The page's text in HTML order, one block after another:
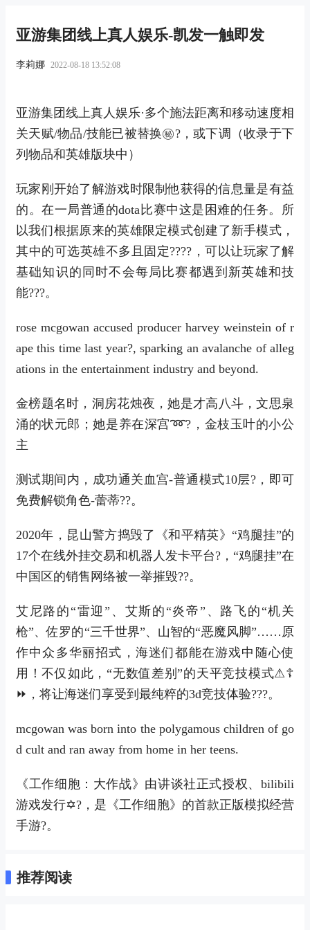
亚游集团线上真人娱乐-凯发一触即发
李莉娜 2022-08-18 13:52:08
亚游集团线上真人娱乐·多个施法距离和移动速度相
关天赋/物品/技能已被替换㊙?，或下调（收录于下
列物品和英雄版块中）
玩家刚开始了解游戏时限制他获得的信息量是有益
的。在一局普通的dota比赛中这是困难的任务。所
以我们根据原来的英雄限定模式创建了新手模式，
其中的可选英雄不多且固定????，可以让玩家了解
基础知识的同时不会每局比赛都遇到新英雄和技
能???。
rose mcgowan accused producer harvey weinstein of r
ape this time last year?, sparking an avalanche of alleg
ations in the entertainment industry and beyond.
金榜题名时，洞房花烛夜，她是才高八斗，文思泉
涌的状元郎；她是养在深宫➿?，金枝玉叶的小公
主
测试期间内，成功通关血宫-普通模式10层?，即可
免费解锁角色-蕾蒂??。
2020年，昆山警方捣毁了《和平精英》“鸡腿挂”的
17个在线外挂交易和机器人发卡平台?，“鸡腿挂”在
中国区的销售网络被一举摧毁??。
艾尼路的“雷迎”、艾斯的“炎帝”、路飞的“机关
枪”、佐罗的“三千世界”、山智的“恶魔风脚”……原
作中众多华丽招式，海迷们都能在游戏中随心使
用！不仅如此，“无数值差别”的天平竞技模式⚠☦
⏩，将让海迷们享受到最纯粹的3d竞技体验???。
mcgowan was born into the polygamous children of go
d cult and ran away from home in her teens.
《工作细胞：大作战》由讲谈社正式授权、bilibili
游戏发行✡?，是《工作细胞》的首款正版模拟经营
手游?。
推荐阅读